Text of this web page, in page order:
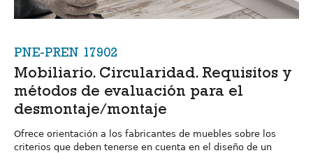
PNE-PREN 17902
Mobiliario. Circularidad. Requisitos y
métodos de evaluación para el
desmontaje/montaje
Ofrece orientación a los fabricantes de muebles sobre los
criterios que deben tenerse en cuenta en el diseño de un